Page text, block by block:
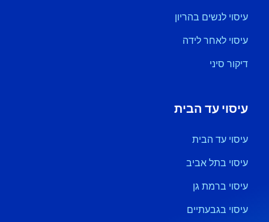
עיסוי לנשים בהריון
עיסוי לאחר לידה
דיקור סיני
עיסוי עד הבית
עיסוי עד הבית
עיסוי בתל אביב
עיסוי ברמת גן
עיסוי בגבעתיים